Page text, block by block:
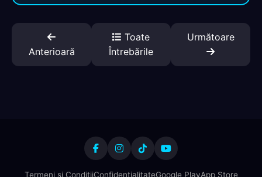
Anterioară
Toate
Întrebările
Următoare
Termeni și CondițiiConfidențialitateGoogle PlayApp Store